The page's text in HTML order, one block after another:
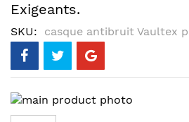
Exigeants.
SKU casque antibruit Vaultex
Skip
to